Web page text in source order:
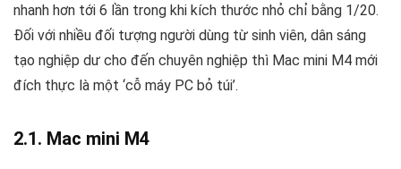
nhanh hơn tới 6 lần trong khi kích thước nhỏ chỉ bằng 1/20.
Đối với nhiều đối tượng người dùng từ sinh viên, dân sáng
tạo nghiệp dư cho đến chuyên nghiệp thì Mac mini M4 mới
đích thực là một ‘cỗ máy PC bỏ túi’.
2.1. Mac mini M4